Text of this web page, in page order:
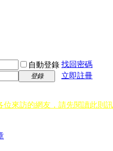
自動登錄 找回密碼
登錄
立即註冊
位來訪的網友，請先閱讀此則